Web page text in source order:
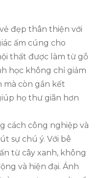
đẹp thân thiện với
ấm cúng cho
thất được làm từ gỗ
học không chỉ giảm
còn gắn kết
họ thư giãn hơn
cách công nghiệp và
sự chú ý. Với bê
từ cây xanh, không
và hiện đại. Ánh